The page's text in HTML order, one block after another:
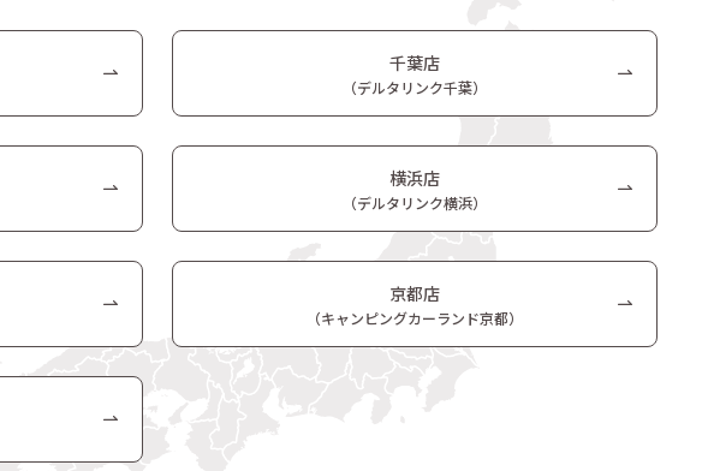
千葉店
（デルタリンク千葉）
横浜店
（デルタリンク横浜）
京都店
（キャンピングカーランド京都）